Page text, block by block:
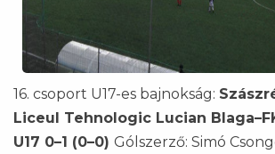
16. csoport U17-es bajnokság:
Liceul Tehnologic Lucian
U17 0–1 (0–0) Gólszerző: Simó